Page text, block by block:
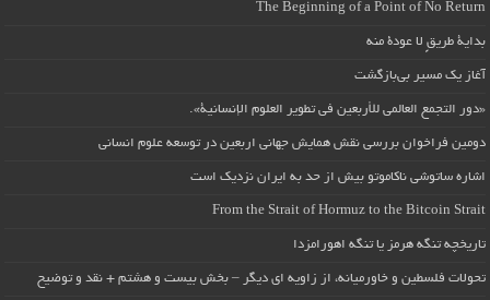
The Beginning of a Point of No Return
بداية طريقٍ لا عودة منه
آغاز یک مسیر بی‌بازگشت
«دور التجمع العالمي للأربعين في تطوير العلوم الإنسانية».
دومین فراخوان بررسی نقش همایش جهانی اربعین در توسعه علوم انسانی
اشاره ساتوشی ناکاموتو بیش از حد به ایران نزدیک است
From the Strait of Hormuz to the Bitcoin Strait
تاریخچه تنگه هرمز یا تنگه اهورامزدا
تحولات فلسطین و خاورمیانه، از زاویه ای دیگر – بخش بیست و هشتم + نقد و توضیح